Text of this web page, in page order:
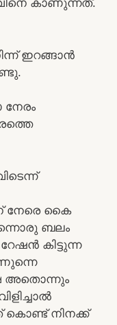
കാണുന്നത്.
ഇറങ്ങാൻ
നേരെ കൈ
ബലം
കിട്ടുന്ന
അതൊന്നും
നിനക്ക്